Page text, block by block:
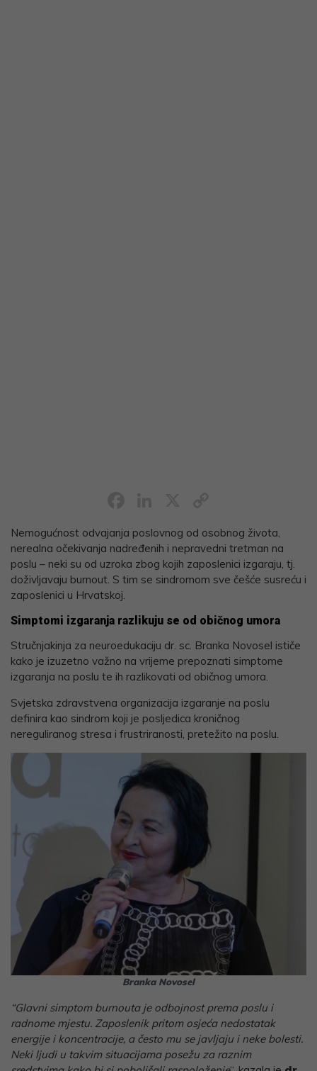
Link
Nemogućnost odvajanja poslovnog od osobnog života,
nerealna očekivanja nadređenih i nepravedni tretman na
poslu – neki su od uzroka zbog kojih zaposlenici izgaraju, tj.
doživljavaju burnout. S tim se sindromom sve češće susreću i
zaposlenici u Hrvatskoj.
Simptomi izgaranja razlikuju se od običnog umora
Stručnjakinja za neuroedukaciju dr. sc. Branka Novosel ističe
kako je izuzetno važno na vrijeme prepoznati simptome
izgaranja na poslu te ih razlikovati od običnog umora.
Svjetska zdravstvena organizacija izgaranje na poslu
definira kao sindrom koji je posljedica kroničnog
nereguliranog stresa i frustriranosti, pretežito na poslu.
Branka Novosel
“Glavni simptom burnouta je odbojnost prema poslu i
radnome mjestu. Zaposlenik pritom osjeća nedostatak
energije i koncentracije, a često mu se javljaju i neke bolesti.
Neki ljudi u takvim situacijama posežu za raznim